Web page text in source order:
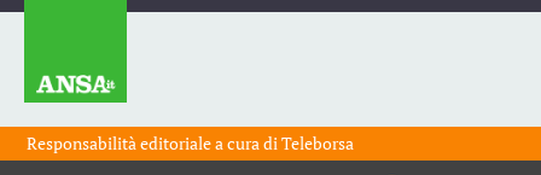
Responsabilità editoriale a cura diTeleborsa